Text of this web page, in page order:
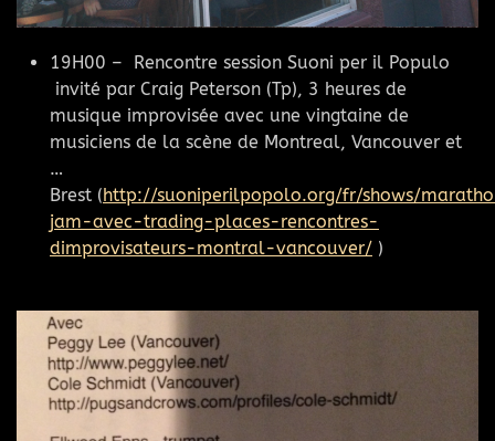
19H00 – Rencontre session Suoni per il Populo
invité par Craig Peterson (Tp), 3 heures de
musique improvisée avec une vingtaine de
musiciens de la scène de Montreal, Vancouver et
…
Brest (http://suoniperilpopolo.org/fr/shows/
jam-avec-trading-places-rencontres-
dimprovisateurs-montral-vancouver/ )